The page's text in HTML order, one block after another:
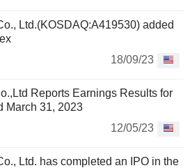
Ltd.(KOSDAQ:A419530) added
18/09/23
Reports Earnings Results for
March 31, 2023
12/05/23
Ltd. has completed an IPO in the